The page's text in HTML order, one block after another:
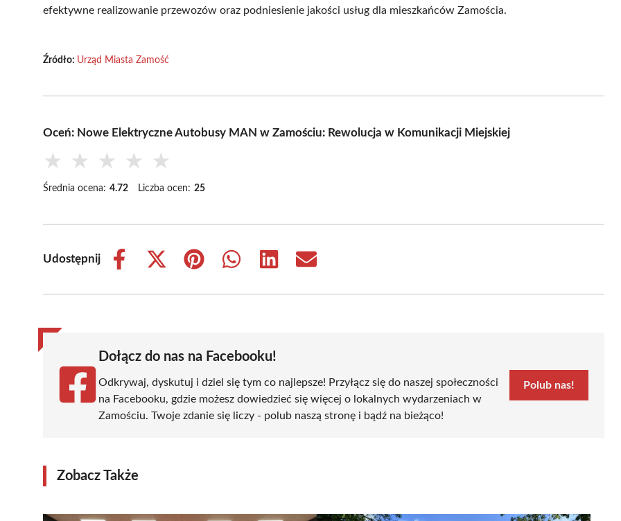
efektywne realizowanie przewozów oraz podniesienie jakości usług dla mieszkańców Zamościa.
Źródło: Urząd Miasta Zamość
Oceń: Nowe Elektryczne Autobusy MAN w Zamościu: Rewolucja w Komunikacji Miejskiej
★ ★ ★ ★ ★
Średnia ocena: 4.72 Liczba ocen: 25
Udostępnij
Share
Share
(Twitter)
Share
Share
Share
Share
Dołącz do nas na Facebooku!
Odkrywaj, dyskutuj i dziel się tym co najlepsze! Przyłącz się do naszej społeczności
na Facebooku, gdzie możesz dowiedzieć się więcej o lokalnych wydarzeniach w
Zamościu. Twoje zdanie się liczy - polub naszą stronę i bądź na bieżąco!
Polub nas!
Zobacz Także